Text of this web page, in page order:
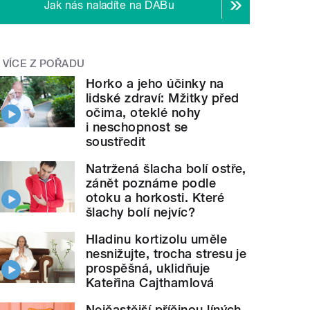
Jak nás naladíte na DABu
VÍCE Z POŘADU
Horko a jeho účinky na
lidské zdraví: Mžitky před
očima, oteklé nohy
i neschopnost se
soustředit
Natržená šlacha bolí ostře,
zánět poznáme podle
otoku a horkosti. Které
šlachy bolí nejvíc?
Hladinu kortizolu uměle
nesnižujte, trocha stresu je
prospěšná, uklidňuje
Kateřina Cajthamlová